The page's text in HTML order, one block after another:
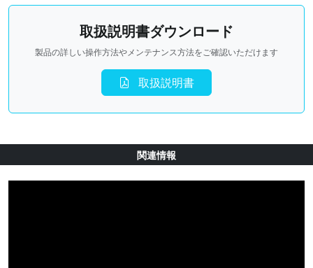
取扱説明書ダウンロード
製品の詳しい操作方法やメンテナンス方法をご確認いただけます
取扱説明書
関連情報